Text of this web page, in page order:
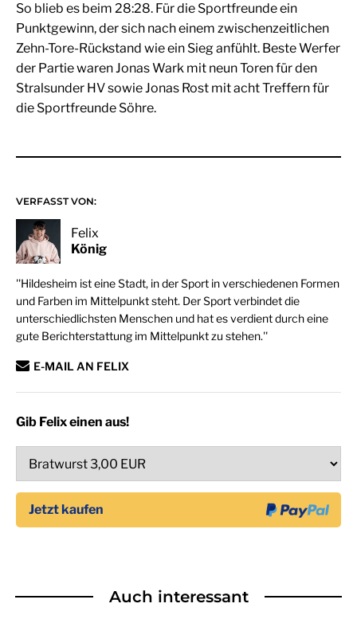
So blieb es beim 28:28. Für die Sportfreunde ein
Punktgewinn, der sich nach einem zwischenzeitlichen
Zehn-Tore-Rückstand wie ein Sieg anfühlt. Beste Werfer
der Partie waren Jonas Wark mit neun Toren für den
Stralsunder HV sowie Jonas Rost mit acht Treffern für
die Sportfreunde Söhre.
VERFASST VON:
Felix
König
''Hildesheim ist eine Stadt, in der Sport in verschiedenen Formen
und Farben im Mittelpunkt steht. Der Sport verbindet die
unterschiedlichsten Menschen und hat es verdient durch eine
gute Berichterstattung im Mittelpunkt zu stehen.''
E-MAIL AN FELIX
Gib Felix einen aus!
Auch interessant